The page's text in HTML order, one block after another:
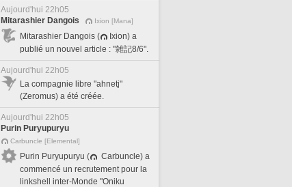
Aujourd'hui 22h05
Mitarashier Dangois
Ixion [Mana]
Mitarashier Dangois (
Ixion) a
publié un nouvel article : "雑記8/6".
Aujourd'hui 22h05
La compagnie libre "ahnetj"
(Zeromus) a été créée.
Aujourd'hui 22h05
Purin Puryupuryu
Carbuncle [Elemental]
Purin Puryupuryu (
Carbuncle) a
commencé un recrutement pour la
linkshell inter-Monde "Oniku